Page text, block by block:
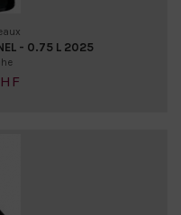
- 0.75 L 2025